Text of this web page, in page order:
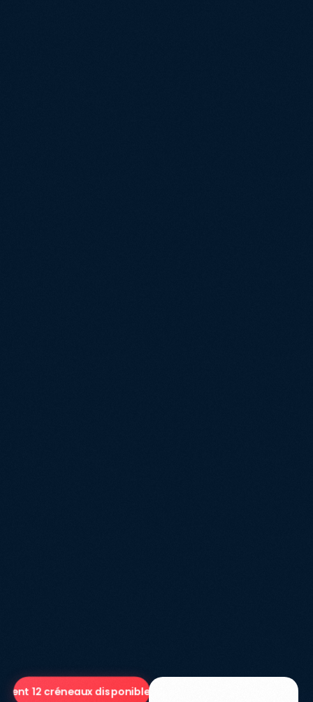
12 créneaux disponibles ce mois